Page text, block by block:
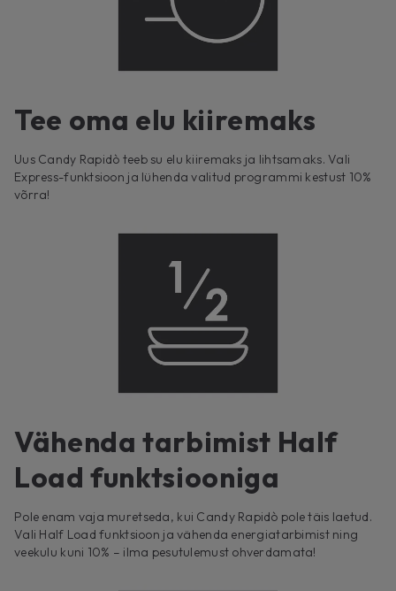
Tee oma elu kiiremaks
Uus Candy Rapidò teeb su elu kiiremaks ja lihtsamaks. Vali
Express-funktsioon ja lühenda valitud programmi kestust 10%
võrra!
Vähenda tarbimist Half
Load funktsiooniga
Pole enam vaja muretseda, kui Candy Rapidò pole täis laetud.
Vali Half Load funktsioon ja vähenda energiatarbimist ning
veekulu kuni 10% – ilma pesutulemust ohverdamata!